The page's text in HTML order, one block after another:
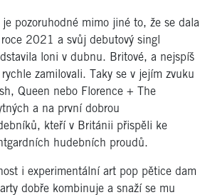
pozoruhodné mimo jiné to, že se dala
2021 a svůj debutový singl
loni v dubnu. Britové, a nejspíš
zamilovali. Taky se v jejím zvuku
Queen nebo Florence + The
a na první dobrou
kteří v Británii přispěli ke
hudebních proudů.
i experimentální art pop pětice dam
dobře kombinuje a snaží se mu